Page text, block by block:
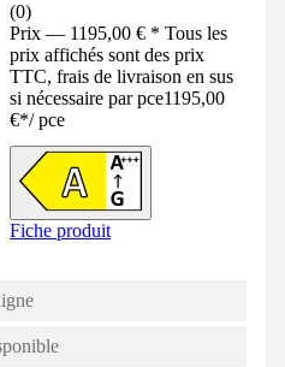
(0)
Prix — 1195,00 € * Tous les
prix affichés sont des prix
TTC, frais de livraison en sus
si nécessaire par pce1195,00
€*/ pce
Fiche produit